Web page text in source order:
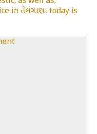
in તેલંગાણા today is